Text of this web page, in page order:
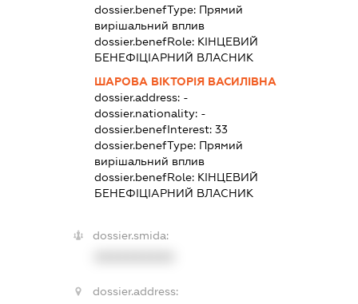
dossier.benefType: Прямий
вирішальний вплив
dossier.benefRole: КІНЦЕВИЙ
БЕНЕФІЦІАРНИЙ ВЛАСНИК
ШАРОВА ВІКТОРІЯ ВАСИЛІВНА
dossier.address: -
dossier.nationality: -
dossier.benefInterest: 33
dossier.benefType: Прямий
вирішальний вплив
dossier.benefRole: КІНЦЕВИЙ
БЕНЕФІЦІАРНИЙ ВЛАСНИК
dossier.smida:
dossier.address: